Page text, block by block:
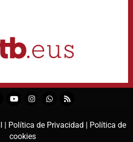
| Política de Privacidad |
Política de
cookies